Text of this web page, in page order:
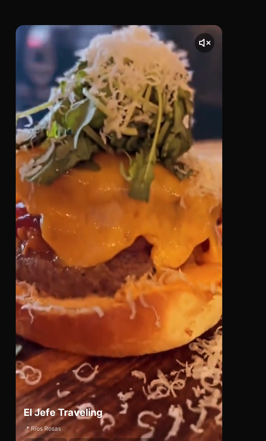
El Jefe Traveling
📍 Ríos Rosas
Ubicado en el animado barrio de Chamberí, en la calle de la
[00:00 - Escena 1: Introducción y Ambiente] El vídeo comienza